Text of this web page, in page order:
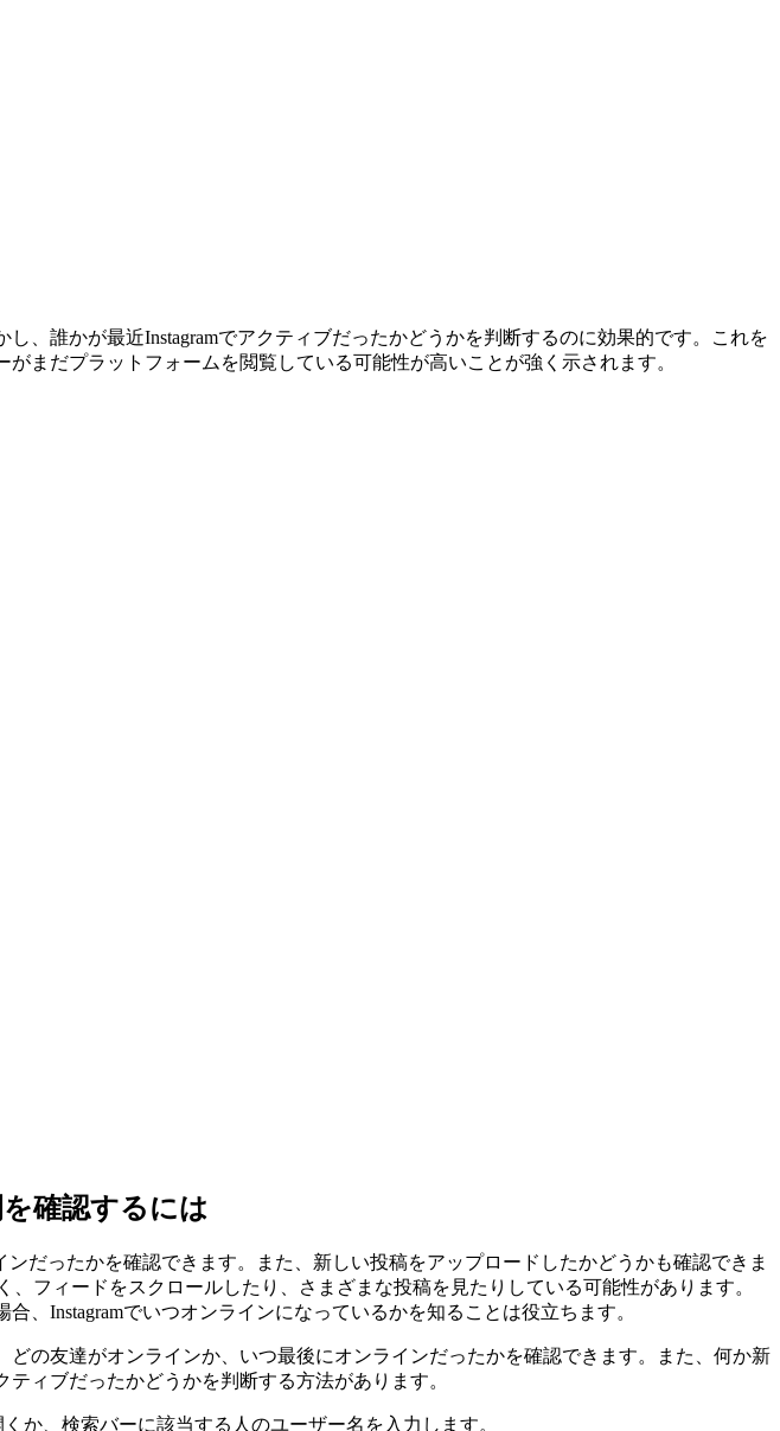
、誰かが最近Instagramでアクティブだったかどうかを判断するのに効果的です。これを
まだプラットフォームを閲覧している可能性が高いことが強く示されます。
確認するには
だったかを確認できます。また、新しい投稿をアップロードしたかどうかも確認できま
フィードをスクロールしたり、さまざまな投稿を見たりしている可能性があります。
、Instagramでいつオンラインになっているかを知ることは役立ちます。
の友達がオンラインか、いつ最後にオンラインだったかを確認できます。また、何か新
ィブだったかどうかを判断する方法があります。
か、検索バーに該当する人のユーザー名を入力します。